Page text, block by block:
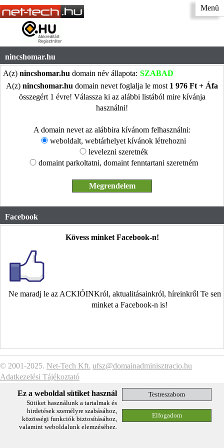
Menü
nincshomar.hu
A(z) nincshomar.hu domain név állapota: SZABAD
A(z) nincshomar.hu domain nevet foglalja le most 1 976 Ft + Áfa
összegért 1 évre! Válassza ki az alábbi listából mire kívánja
használni!
A domain nevet az alábbira kívánom felhasználni:
weboldalt, webtárhelyet kívánok létrehozni
levelezni szeretnék
domaint parkoltatni, domaint fenntartani szeretném
Facebook
Kövess minket Facebook-n!
Ne maradj le az ACKIÓINKról, aktualitásainkról, híreinkről Te
minket a Facebook-n is!
© 2001-2025. Net-Tech Kft. ufsz@domainadminisztracio.hu
Adatkezelési Tájékoztató
Ez a weboldal sütiket használ
Sütiket használunk a tartalmak és
hirdetések személyre szabásához,
közösségi funkciók biztosításához,
valamint weboldalunk elemzéséhez.